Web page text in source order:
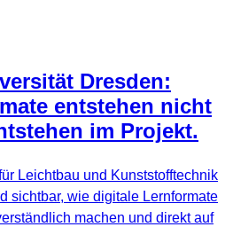
Dresden:
entstehen nicht
im Projekt.
Leichtbau und Kunststofftechnik
sichtbar, wie digitale Lernformate
machen und direkt auf